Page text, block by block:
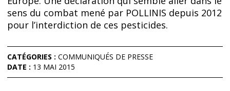
sens du combat mené par POLLINIS depuis 2012
pour l’interdiction de ces pesticides.
CATÉGORIES : COMMUNIQUÉS DE PRESSE
DATE : 13 MAI 2015